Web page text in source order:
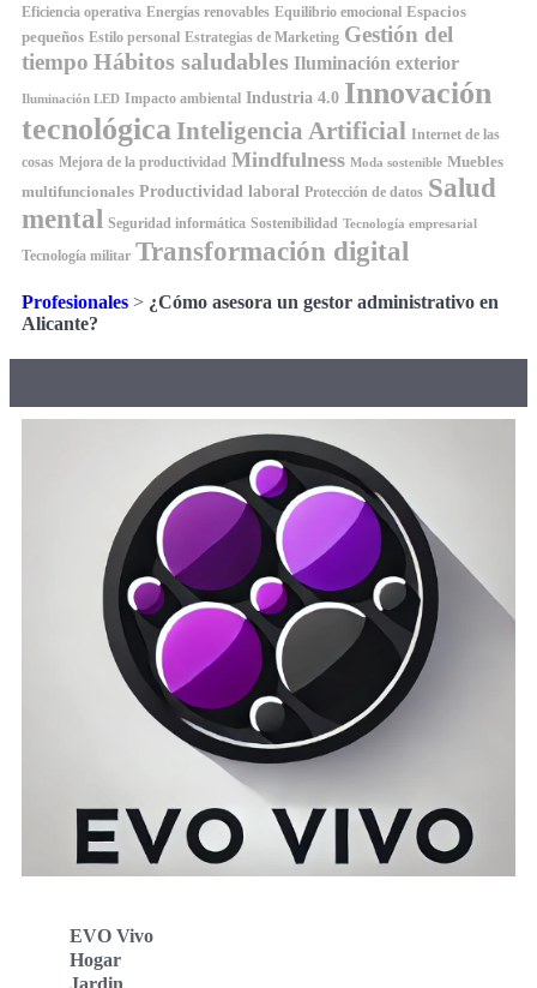
Eficiencia operativa Energías renovables Equilibrio emocional Espacios
pequeños Estilo personal Estrategias de Marketing Gestión del
tiempo Hábitos saludables Iluminación exterior
Iluminación LED Impacto ambiental Industria 4.0 Innovación
tecnológica Inteligencia Artificial Internet de las
cosas Mejora de la productividad Mindfulness Moda sostenible Muebles
multifuncionales Productividad laboral Protección de datos Salud
mental Seguridad informática Sostenibilidad Tecnología empresarial
Tecnología militar Transformación digital
Profesionales > ¿Cómo asesora un gestor administrativo en
Alicante?
EVO Vivo
Hogar